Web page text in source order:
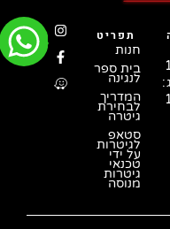
תפריט
חנות
בית ספר
לנגינה
המדריך
לבחירת
גיטרה
סטאפ
לגיטרות
על ידי
טכנאי
גיטרות
מנוסה